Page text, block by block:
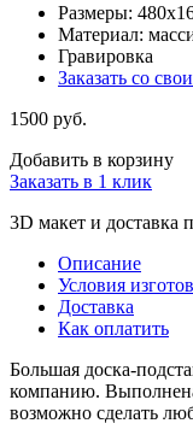
Размеры:
Материал:
Гравировка
Заказать со
1500 руб.
Добавить в корзину
Заказать в 1 клик
3D макет и доставка
Описание
Условия
Доставка
Как оплатить
Большая доска-
компанию.
возможно сделать